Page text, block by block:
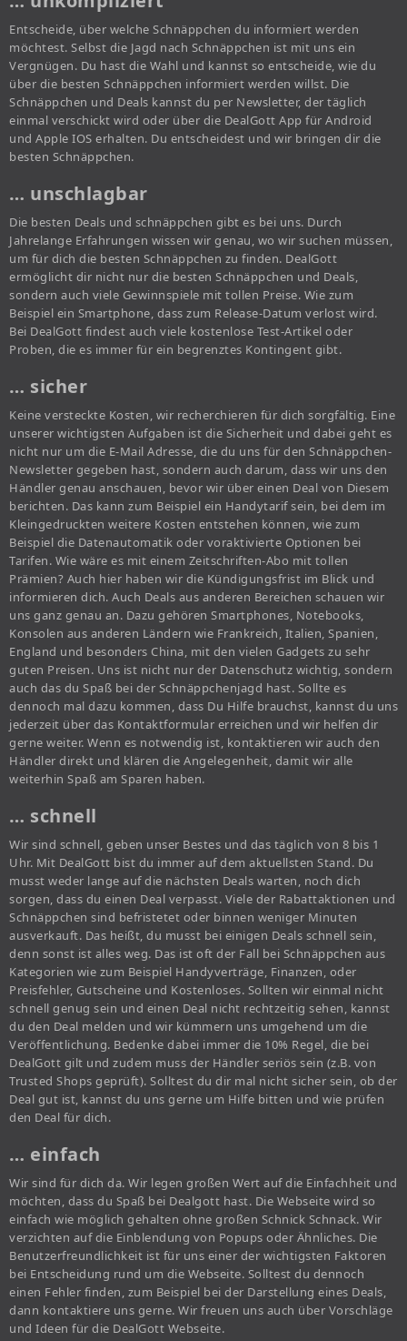
Entscheide, über welche Schnäppchen du informiert werden
möchtest. Selbst die Jagd nach Schnäppchen ist mit uns ein
Vergnügen. Du hast die Wahl und kannst so entscheide, wie du
über die besten Schnäppchen informiert werden willst. Die
Schnäppchen und Deals kannst du per Newsletter, der täglich
einmal verschickt wird oder über die DealGott App für Android
und Apple IOS erhalten. Du entscheidest und wir bringen dir die
besten Schnäppchen.
… unschlagbar
Die besten Deals und schnäppchen gibt es bei uns. Durch
Jahrelange Erfahrungen wissen wir genau, wo wir suchen müssen,
um für dich die besten Schnäppchen zu finden. DealGott
ermöglicht dir nicht nur die besten Schnäppchen und Deals,
sondern auch viele Gewinnspiele mit tollen Preise. Wie zum
Beispiel ein Smartphone, dass zum Release-Datum verlost wird.
Bei DealGott findest auch viele kostenlose Test-Artikel oder
Proben, die es immer für ein begrenztes Kontingent gibt.
… sicher
Keine versteckte Kosten, wir recherchieren für dich sorgfältig. Eine
unserer wichtigsten Aufgaben ist die Sicherheit und dabei geht es
nicht nur um die E-Mail Adresse, die du uns für den Schnäppchen-
Newsletter gegeben hast, sondern auch darum, dass wir uns den
Händler genau anschauen, bevor wir über einen Deal von Diesem
berichten. Das kann zum Beispiel ein Handytarif sein, bei dem im
Kleingedruckten weitere Kosten entstehen können, wie zum
Beispiel die Datenautomatik oder voraktivierte Optionen bei
Tarifen. Wie wäre es mit einem Zeitschriften-Abo mit tollen
Prämien? Auch hier haben wir die Kündigungsfrist im Blick und
informieren dich. Auch Deals aus anderen Bereichen schauen wir
uns ganz genau an. Dazu gehören Smartphones, Notebooks,
Konsolen aus anderen Ländern wie Frankreich, Italien, Spanien,
England und besonders China, mit den vielen Gadgets zu sehr
guten Preisen. Uns ist nicht nur der Datenschutz wichtig, sondern
auch das du Spaß bei der Schnäppchenjagd hast. Sollte es
dennoch mal dazu kommen, dass Du Hilfe brauchst, kannst du uns
jederzeit über das Kontaktformular erreichen und wir helfen dir
gerne weiter. Wenn es notwendig ist, kontaktieren wir auch den
Händler direkt und klären die Angelegenheit, damit wir alle
weiterhin Spaß am Sparen haben.
… schnell
Wir sind schnell, geben unser Bestes und das täglich von 8 bis 1
Uhr. Mit DealGott bist du immer auf dem aktuellsten Stand. Du
musst weder lange auf die nächsten Deals warten, noch dich
sorgen, dass du einen Deal verpasst. Viele der Rabattaktionen und
Schnäppchen sind befristetet oder binnen weniger Minuten
ausverkauft. Das heißt, du musst bei einigen Deals schnell sein,
denn sonst ist alles weg. Das ist oft der Fall bei Schnäppchen aus
Kategorien wie zum Beispiel Handyverträge, Finanzen, oder
Preisfehler, Gutscheine und Kostenloses. Sollten wir einmal nicht
schnell genug sein und einen Deal nicht rechtzeitig sehen, kannst
du den Deal melden und wir kümmern uns umgehend um die
Veröffentlichung. Bedenke dabei immer die 10% Regel, die bei
DealGott gilt und zudem muss der Händler seriös sein (z.B. von
Trusted Shops geprüft). Solltest du dir mal nicht sicher sein, ob der
Deal gut ist, kannst du uns gerne um Hilfe bitten und wie prüfen
den Deal für dich.
… einfach
Wir sind für dich da. Wir legen großen Wert auf die Einfachheit und
möchten, dass du Spaß bei Dealgott hast. Die Webseite wird so
einfach wie möglich gehalten ohne großen Schnick Schnack. Wir
verzichten auf die Einblendung von Popups oder Ähnliches. Die
Benutzerfreundlichkeit ist für uns einer der wichtigsten Faktoren
bei Entscheidung rund um die Webseite. Solltest du dennoch
einen Fehler finden, zum Beispiel bei der Darstellung eines Deals,
dann kontaktiere uns gerne. Wir freuen uns auch über Vorschläge
und Ideen für die DealGott Webseite.